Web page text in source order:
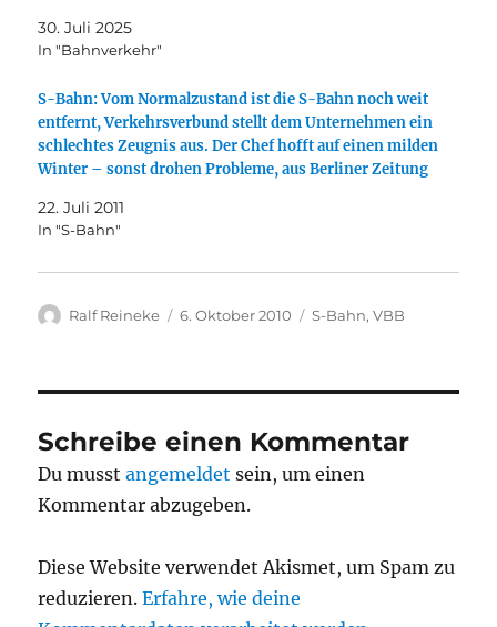
30. Juli 2025
In "Bahnverkehr"
S-Bahn: Vom Normalzustand ist die S-Bahn noch weit
entfernt, Verkehrsverbund stellt dem Unternehmen ein
schlechtes Zeugnis aus. Der Chef hofft auf einen milden
Winter – sonst drohen Probleme, aus Berliner Zeitung
22. Juli 2011
In "S-Bahn"
Autor
Ralf Reineke
Veröffentlicht
6. Oktober 2010 Kategorien
S-Bahn,VBB
Schreibe einen Kommentar
Du musstangemeldet sein, um einen
Kommentar abzugeben.
Diese Website verwendet Akismet, um Spam zu
reduzieren.Erfahre, wie deine